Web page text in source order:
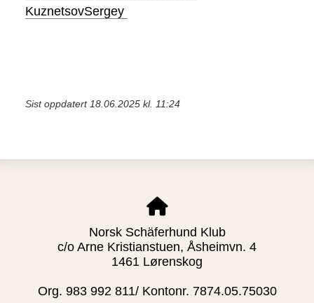
KuznetsovSergey
Sist oppdatert 18.06.2025 kl. 11:24
Norsk Schäferhund Klub
c/o Arne Kristianstuen, Åsheimvn. 4
1461 Lørenskog
Org. 983 992 811/ Kontonr. 7874.05.75030